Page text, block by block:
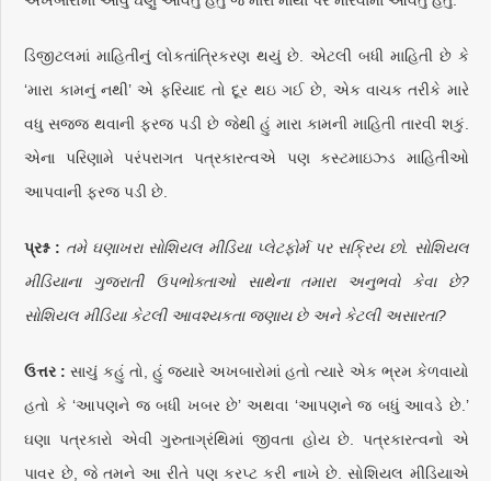
ડિજીટલમાં માહિતીનું લોકતાંત્રિકરણ થયું છે. એટલી બધી માહિતી છે કે
‘મારા કામનું નથી’ એ ફરિયાદ તો દૂર થઇ ગઈ છે, એક વાચક તરીકે મારે
વધુ સજ્જ થવાની ફરજ પડી છે જેથી હું મારા કામની માહિતી તારવી શકું.
એના પરિણામે પરંપરાગત પત્રકારત્વએ પણ કસ્ટમાઇઝ્ડ માહિતીઓ
આપવાની ફરજ પડી છે.
પ્રશ્ન : તમે ઘણાખરા સોશિયલ મીડિયા પ્લેટફોર્મ પર સક્રિય છો. સોશિયલ
મીડિયાના ગુજરાતી ઉપભોક્તાઓ સાથેના તમારા અનુભવો કેવા છે?
સોશિયલ મીડિયા કેટલી આવશ્યકતા જણાય છે અને કેટલી અસારતા?
ઉત્તર : સાચું કહું તો, હું જ્યારે અખબારોમાં હતો ત્યારે એક ભ્રમ કેળવાયો
હતો કે ‘આપણને જ બધી ખબર છે’ અથવા ‘આપણને જ બધું આવડે છે.’
ઘણા પત્રકારો એવી ગુરુતાગ્રંથિમાં જીવતા હોય છે. પત્રકારત્વનો એ
પાવર છે, જે તમને આ રીતે પણ કરપ્ટ કરી નાખે છે. સોશિયલ મીડિયાએ